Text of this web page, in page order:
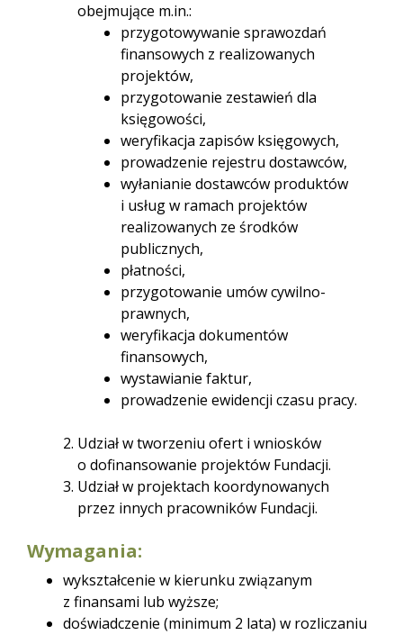
obejmujące m.in.:
przygotowywanie sprawozdań
finansowych z realizowanych
projektów,
przygotowanie zestawień dla
księgowości,
weryfikacja zapisów księgowych,
prowadzenie rejestru dostawców,
wyłanianie dostawców produktów
i usług w ramach projektów
realizowanych ze środków
publicznych,
płatności,
przygotowanie umów cywilno-
prawnych,
weryfikacja dokumentów
finansowych,
wystawianie faktur,
prowadzenie ewidencji czasu pracy.
Udział w tworzeniu ofert i wniosków
o dofinansowanie projektów Fundacji.
Udział w projektach koordynowanych
przez innych pracowników Fundacji.
Wymagania:
wykształcenie w kierunku związanym
z finansami lub wyższe;
doświadczenie (minimum 2 lata) w rozliczaniu